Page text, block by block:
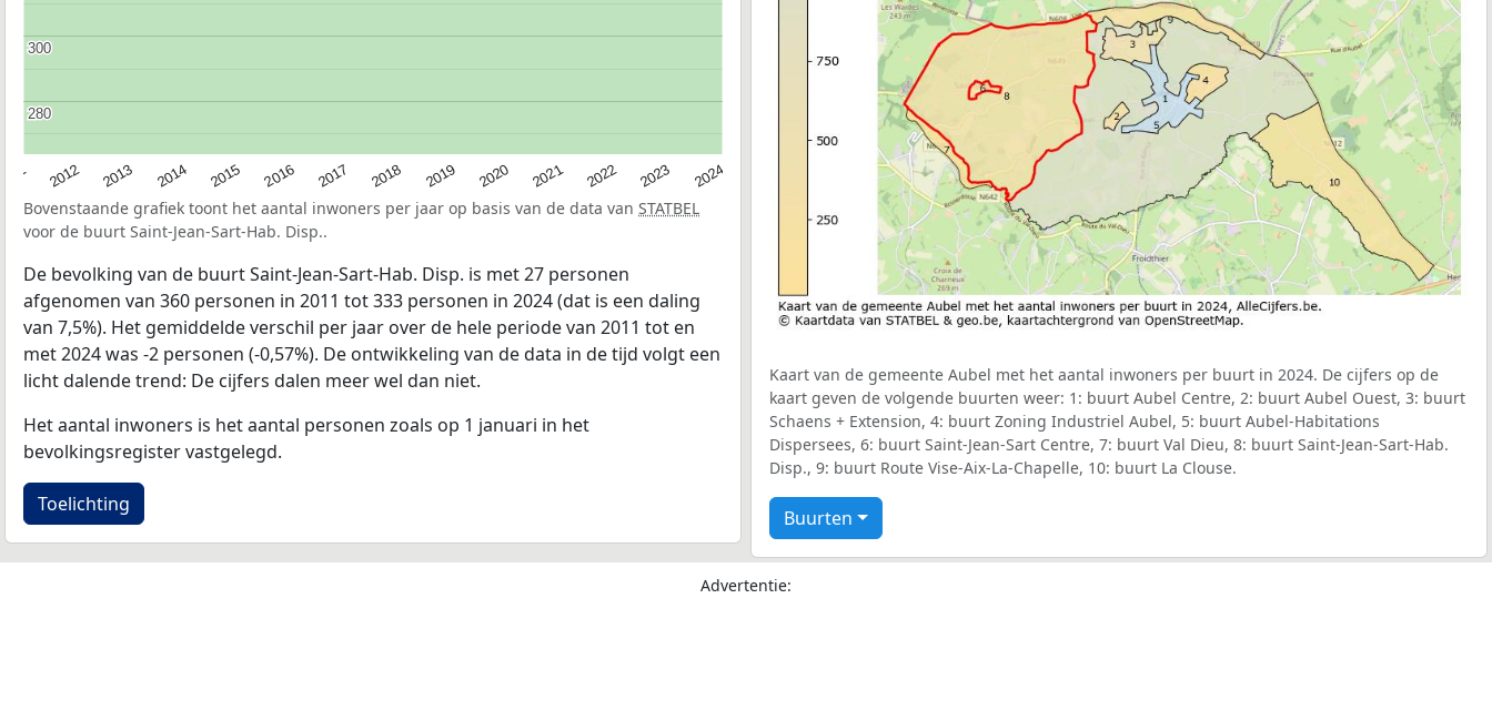
2012 2013 2014 2015 2016 2017 2018 2019 2020 2021 2022 2023 2024
280
280
300
300
Bovenstaande grafiek toont het aantal inwoners per jaar op basis van de data van STATBEL
voor de buurt Saint-Jean-Sart-Hab. Disp..
De bevolking van de buurt Saint-Jean-Sart-Hab. Disp. is met 27 personen
afgenomen van 360 personen in 2011 tot 333 personen in 2024 (dat is een daling
van 7,5%). Het gemiddelde verschil per jaar over de hele periode van 2011 tot en
met 2024 was -2 personen (-0,57%). De ontwikkeling van de data in de tijd volgt een
licht dalende trend: De cijfers dalen meer wel dan niet.
Het aantal inwoners is het aantal personen zoals op 1 januari in het
bevolkingsregister vastgelegd.
Toelichting
Kaart van de gemeente Aubel met het aantal inwoners per buurt in 2024. De cijfers op de
kaart geven de volgende buurten weer: 1: buurt Aubel Centre, 2: buurt Aubel Ouest, 3: buurt
Schaens + Extension, 4: buurt Zoning Industriel Aubel, 5: buurt Aubel-Habitations
Dispersees, 6: buurt Saint-Jean-Sart Centre, 7: buurt Val Dieu, 8: buurt Saint-Jean-Sart-Hab.
Disp., 9: buurt Route Vise-Aix-La-Chapelle, 10: buurt La Clouse.
Buurten
Advertentie: